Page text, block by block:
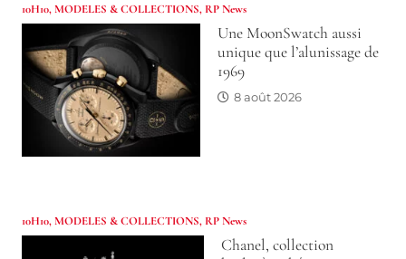
10H10,MODELES & COLLECTIONS, RP News
Une MoonSwatch aussi
unique que l’alunissage de
1969
8 août 2026
10H10,MODELES & COLLECTIONS, RP News
Chanel, collection